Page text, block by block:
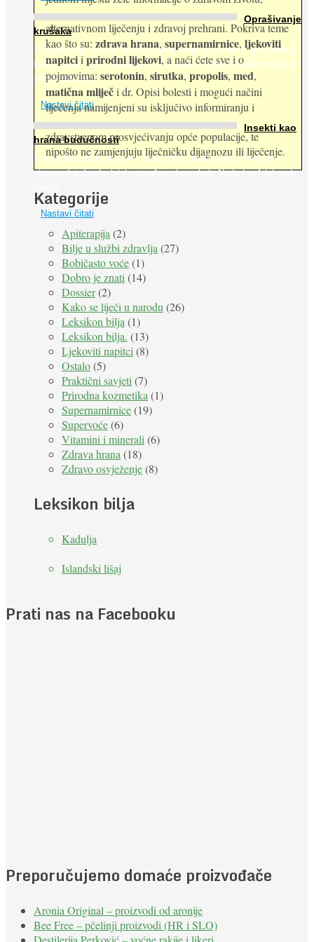
Oprašivanje
krušaka
Pri podizanju nasada kruške zanemaruje se problem oprašivanja
kukcima jer vlada uvjerenje da će krušku oprašiti pčele medarice
(Apis mellifera). ...
Nastavi čitati
Insekti kao
hrana budućnosti
Prema predviđanjima FAO-a do 2050. godine život 9 milijardi
stanovnika Zemlje bit će ugrožen zbog gladi. Nadu (možda) nude
Nastavi čitati
alternativnom liječenju i zdravoj prehrani. Pokriva teme
kao što su: zdrava hrana, supernamirnice, ljekoviti
napitciiprirodni lijekovi, a naći ćete sve i o
pojmovima: serotonin, sirutka, propolis, med,
matična mliječi dr. Opisi bolesti i mogući načini
liječenja namijenjeni su isključivo informiranju i
zdravstvenom prosvjećivanju opće populacije, te
nipošto ne zamjenjuju liječničku dijagnozu ili liječenje.
Kategorije
Apiterapija(2)
Bilje u službi zdravlja(27)
Bobičasto voće(1)
Dobro je znati(14)
Dossier(2)
Kako se liječi u narodu(26)
Leksikon bilja(1)
Leksikon bilja. (13)
Ljekoviti napitci(8)
Ostalo(5)
Praktični savjeti(7)
Prirodna kozmetika(1)
Supernamirnice(19)
Supervoće(6)
Vitamini i minerali(6)
Zdrava hrana(18)
Zdravo osvježenje(8)
Leksikon bilja
Kadulja
Islandski lišaj
Prati nas na Facebooku
Preporučujemo domaće proizvođače
Aronia Original – proizvodi od aronije
Bee Free – pčelinji proizvodi (HR i SLO)